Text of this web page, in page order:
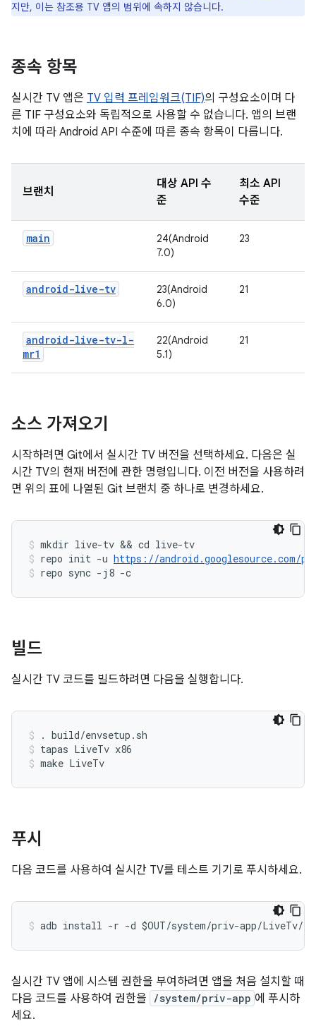
지만, 이는 참조용 TV 앱의 범위에 속하지 않습니다.
종속 항목
실시간 TV 앱은 TV 입력 프레임워크(TIF)의 구성요소이며 다
른 TIF 구성요소와 독립적으로 사용할 수 없습니다. 앱의 브랜
치에 따라 Android API 수준에 따른 종속 항목이 다릅니다.
브랜치
대상 API 수
준
최소 API
수준
main
24(Android
7.0)
23
android-live-tv
23(Android
6.0)
21
android-live-tv-l-
mr1
22(Android
5.1)
21
소스 가져오기
시작하려면 Git에서 실시간 TV 버전을 선택하세요. 다음은 실
시간 TV의 현재 버전에 관한 명령입니다. 이전 버전을 사용하려
면 위의 표에 나열된 Git 브랜치 중 하나로 변경하세요.
mkdir live-tv && cd live-tv
repo init -u https://android.googlesource.com/
repo sync -j8 -c
빌드
실시간 TV 코드를 빌드하려면 다음을 실행합니다.
. build/envsetup.sh
tapas LiveTv x86
make LiveTv
푸시
다음 코드를 사용하여 실시간 TV를 테스트 기기로 푸시하세요.
실시간 TV 앱에 시스템 권한을 부여하려면 앱을 처음 설치할 때
다음 코드를 사용하여 권한을
/system/priv-app 에 푸시하
세요.